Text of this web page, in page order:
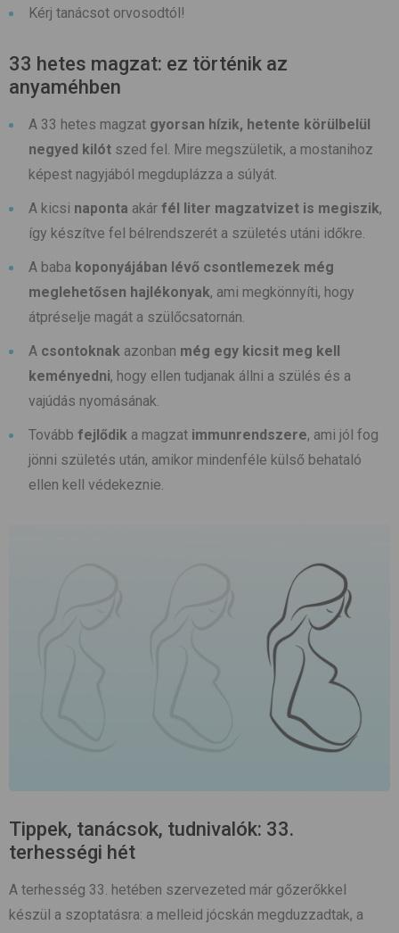
Kérj tanácsot orvosodtól!
33 hetes magzat: ez történik az
anyaméhben
A 33 hetes magzat gyorsan hízik, hetente körülbelül
negyed kilót szed fel. Mire megszületik, a mostanihoz
képest nagyjából megduplázza a súlyát.
A kicsi naponta akár fél liter magzatvizet is megiszik,
így készítve fel bélrendszerét a születés utáni időkre.
A baba koponyájában lévő csontlemezek még
meglehetősen hajlékonyak, ami megkönnyíti, hogy
átpréselje magát a szülőcsatornán.
A csontoknak azonban még egy kicsit meg kell
keményedni, hogy ellen tudjanak állni a szülés és a
vajúdás nyomásának.
Tovább fejlődik a magzat immunrendszere, ami jól fog
jönni születés után, amikor mindenféle külső behataló
ellen kell védekeznie.
Tippek, tanácsok, tudnivalók: 33.
terhességi hét
A terhesség 33. hetében szervezeted már gőzerőkkel
készül a szoptatásra: a melleid jócskán megduzzadtak, a